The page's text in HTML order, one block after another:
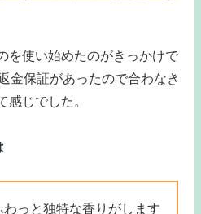
を使い始めたのがきっかけで
金保証があったので合わなき
感じでした。
わっと独特な香りがします